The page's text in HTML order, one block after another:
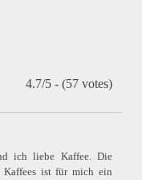
4.7/5 - (57 votes)
ich liebe Kaffee. Die
Kaffees ist für mich ein